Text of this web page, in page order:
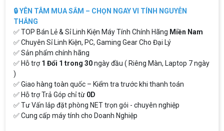
🔒 YÊN TÂM MUA SẮM – CHỌN NGAY VI TÍNH NGUYỄN
THẮNG
✅ TOP Bán Lẻ & Sỉ Linh Kiện Máy Tính Chính Hãng Miền Nam
✅ Chuyên Sỉ Linh Kiện, PC, Gaming Gear Cho Đại Lý
✅ Sản phẩm chính hãng
✅ Hỗ trợ1 Đổi 1 trong 30ngày đầu ( Riêng Màn, Laptop 7 ngày
)
✅ Giao hàng toàn quốc – Kiểm tra trước khi thanh toán
✅ Hỗ trợ Trả Góp chỉ từ 0D
✅ Tư Vấn lắp đặt phòng NET trọn gói - chuyên nghiệp
✅ Cung cấp máy tính cho Doanh Nghiệp